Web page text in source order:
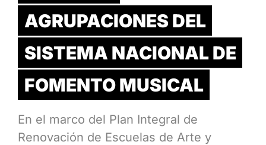
AGRUPACIONES DEL
SISTEMA NACIONAL DE
FOMENTO MUSICAL
En el marco del Plan Integral de
Renovación de Escuelas de Arte y